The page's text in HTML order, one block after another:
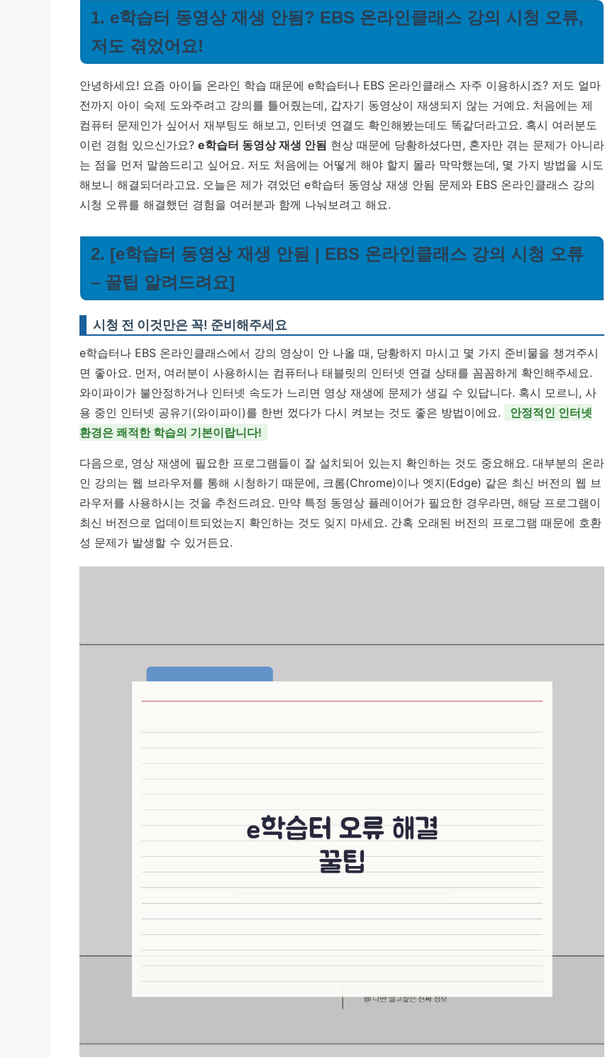
1. e학습터 동영상 재생 안됨? EBS 온라인클래스 강의 시청 오류,
저도 겪었어요!
안녕하세요! 요즘 아이들 온라인 학습 때문에 e학습터나 EBS 온라인클래스 자주 이용하시죠? 저도 얼마
전까지 아이 숙제 도와주려고 강의를 틀어줬는데, 갑자기 동영상이 재생되지 않는 거예요. 처음에는 제
컴퓨터 문제인가 싶어서 재부팅도 해보고, 인터넷 연결도 확인해봤는데도 똑같더라고요. 혹시 여러분도
이런 경험 있으신가요? e학습터 동영상 재생 안됨 현상 때문에 당황하셨다면, 혼자만 겪는 문제가 아니라
는 점을 먼저 말씀드리고 싶어요. 저도 처음에는 어떻게 해야 할지 몰라 막막했는데, 몇 가지 방법을 시도
해보니 해결되더라고요. 오늘은 제가 겪었던 e학습터 동영상 재생 안됨 문제와 EBS 온라인클래스 강의
시청 오류를 해결했던 경험을 여러분과 함께 나눠보려고 해요.
2. [e학습터 동영상 재생 안됨 | EBS 온라인클래스 강의 시청 오류
– 꿀팁 알려드려요]
시청 전 이것만은 꼭! 준비해주세요
e학습터나 EBS 온라인클래스에서 강의 영상이 안 나올 때, 당황하지 마시고 몇 가지 준비물을 챙겨주시
면 좋아요. 먼저, 여러분이 사용하시는 컴퓨터나 태블릿의 인터넷 연결 상태를 꼼꼼하게 확인해주세요.
와이파이가 불안정하거나 인터넷 속도가 느리면 영상 재생에 문제가 생길 수 있답니다. 혹시 모르니, 사
용 중인 인터넷 공유기(와이파이)를 한번 껐다가 다시 켜보는 것도 좋은 방법이에요.
안정적인 인터넷
환경은 쾌적한 학습의 기본이랍니다!
다음으로, 영상 재생에 필요한 프로그램들이 잘 설치되어 있는지 확인하는 것도 중요해요. 대부분의 온라
인 강의는 웹 브라우저를 통해 시청하기 때문에, 크롬(Chrome)이나 엣지(Edge) 같은 최신 버전의 웹 브
라우저를 사용하시는 것을 추천드려요. 만약 특정 동영상 플레이어가 필요한 경우라면, 해당 프로그램이
최신 버전으로 업데이트되었는지 확인하는 것도 잊지 마세요. 간혹 오래된 버전의 프로그램 때문에 호환
성 문제가 발생할 수 있거든요.